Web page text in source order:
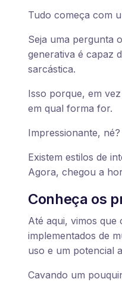
Tudo começa com
Seja uma pergunta
generativa é capaz
sarcástica.
Isso porque, em
em qual forma for.
Impressionante,
Existem estilos de
Agora, chegou a
Conheça os
Até aqui, vimos que
implementados de
uso e um potencial
Cavando um